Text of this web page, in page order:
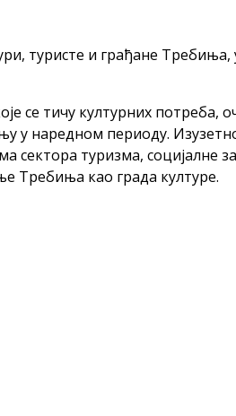
туристе и грађане
се тичу културних потреба,
у наредном периоду.
сектора туризма, социјалне
Требиња као града културе.